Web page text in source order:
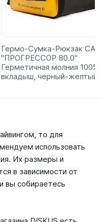
Гермо-Сумка-Рюкзак
"ПРОГРЕССОР 80.0"
Герметичная молния 100%,
вкладыш, черный-желтый,
то для
использовать
Их размеры и
в зависимости от
вы собираетесь